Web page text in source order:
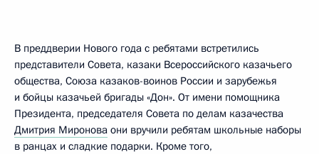
В преддверии Нового года с ребятами встретились
представители Совета, казаки Всероссийского казачьего
общества, Союза казаков-воинов России и зарубежья
и бойцы казачьей бригады «Дон». От имени помощника
Президента, председателя Совета по делам казачества
Дмитрия Миронова они вручили ребятам школьные наборы
в ранцах и сладкие подарки. Кроме того,